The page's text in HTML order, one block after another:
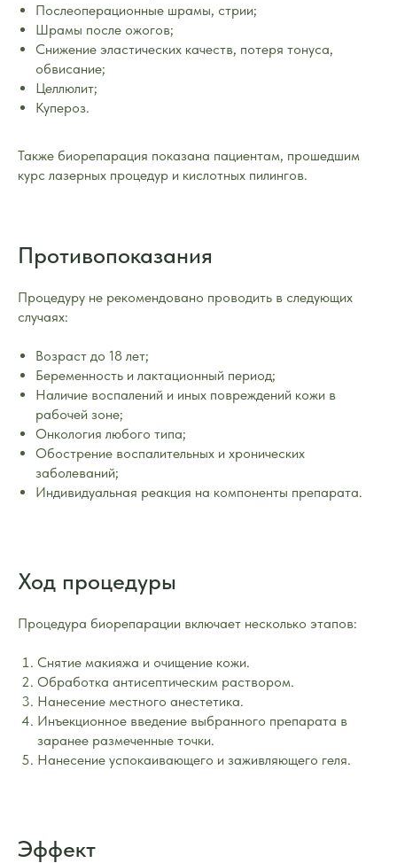
Послеоперационные шрамы, стрии;
Шрамы после ожогов;
Снижение эластических качеств, потеря тонуса,
обвисание;
Целлюлит;
Купероз.
Также биорепарация показана пациентам, прошедшим
курс лазерных процедур и кислотных пилингов.
Противопоказания
Процедуру не рекомендовано проводить в следующих
случаях:
Возраст до 18 лет;
Беременность и лактационный период;
Наличие воспалений и иных повреждений кожи в
рабочей зоне;
Онкология любого типа;
Обострение воспалительных и хронических
заболеваний;
Индивидуальная реакция на компоненты препарата.
Ход процедуры
Процедура биорепарации включает несколько этапов:
Снятие макияжа и очищение кожи.
Обработка антисептическим раствором.
Нанесение местного анестетика.
Инъекционное введение выбранного препарата в
заранее размеченные точки.
Нанесение успокаивающего и заживляющего геля.
Эффект